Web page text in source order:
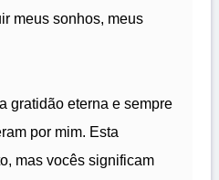
meus sonhos, meus
gratidão eterna e sempre
por mim. Esta
mas vocês significam